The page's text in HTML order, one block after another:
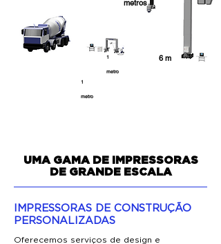
metros
6 m​
1
metro
1
metro
UMA GAMA DE IMPRESSORAS
DE GRANDE ESCALA
IMPRESSORAS DE CONSTRUÇÃO
PERSONALIZADAS
Oferecemos serviços de design e